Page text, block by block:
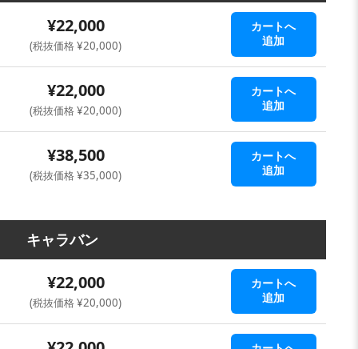
¥22,000
(税抜価格 ¥20,000)
カートへ
追加
¥22,000
(税抜価格 ¥20,000)
カートへ
追加
¥38,500
(税抜価格 ¥35,000)
カートへ
追加
キャラバン
¥22,000
(税抜価格 ¥20,000)
カートへ
追加